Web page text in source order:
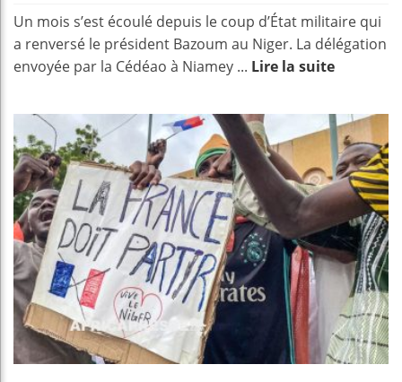
Un mois s’est écoulé depuis le coup d’État militaire qui
a renversé le président Bazoum au Niger. La délégation
envoyée par la Cédéao à Niamey ... Lire la suite